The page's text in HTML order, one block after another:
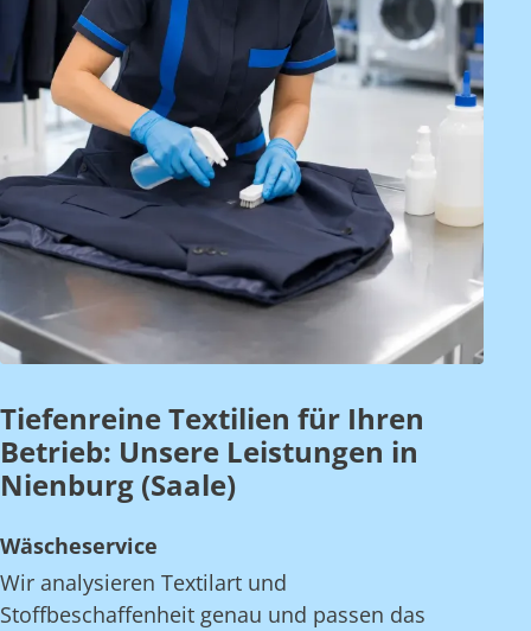
Tiefenreine Textilien für Ihren
Betrieb: Unsere Leistungen in
Nienburg (Saale)
Wäscheservice
Wir analysieren Textilart und
Stoffbeschaffenheit genau und passen das